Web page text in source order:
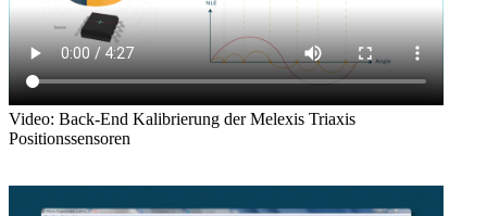
Video: Back-End Kalibrierung der Melexis Triaxis
Positionssensoren